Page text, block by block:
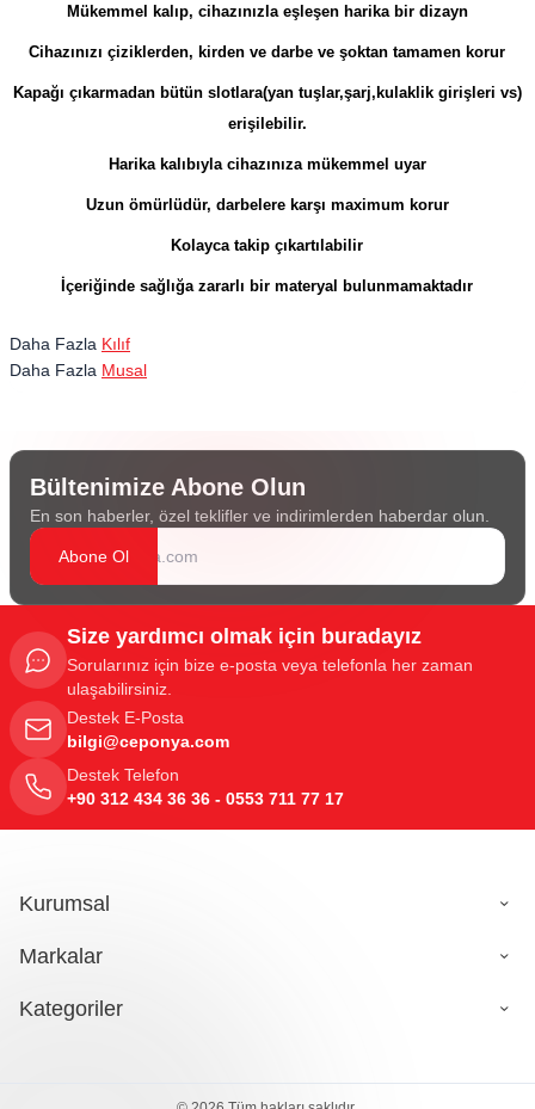
Mükemmel kalıp, cihazınızla eşleşen harika bir dizayn
Cihazınızı çiziklerden, kirden ve darbe ve şoktan tamamen korur
Kapağı çıkarmadan bütün slotlara(yan tuşlar,şarj,kulaklik girişleri vs)
erişilebilir.
Harika kalıbıyla cihazınıza mükemmel uyar
Uzun ömürlüdür, darbelere karşı maximum korur
Kolayca takip çıkartılabilir
İçeriğinde sağlığa zararlı bir materyal bulunmamaktadır
Daha Fazla Kılıf
Daha Fazla Musal
Bültenimize Abone Olun
En son haberler, özel teklifler ve indirimlerden haberdar olun.
Abone Ol
Size yardımcı olmak için buradayız
Sorularınız için bize e-posta veya telefonla her zaman
ulaşabilirsiniz.
Destek E-Posta
bilgi@ceponya.com
Destek Telefon
+90 312 434 36 36 - 0553 711 77 17
Kurumsal
Markalar
Kategoriler